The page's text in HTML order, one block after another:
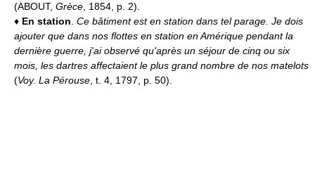
(ABOUT, Grèce , 1854, p. 2).
♦ En station Ce bâtiment est en station dans tel parage. Je dois
ajouter que dans nos flottes en station en Amérique pendant la
dernière guerre, j'ai observé qu'après un séjour de cinq ou six
mois, les dartres affectaient le plus grand nombre de nos matelots
(Voy. La Pérouse , t. 4, 1797, p. 50).